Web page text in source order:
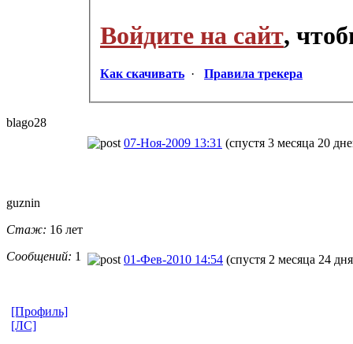
Войдите на сайт,
Как скачивать · Правила трекера
blago28
07-Ноя-2009 13:31 (спустя 3 месяца 20
guznin
Стаж: 16 лет
Сообщений: 1 01-Фев-2010 14:54 (спустя 2 месяца 24
[Профиль]
[ЛС]